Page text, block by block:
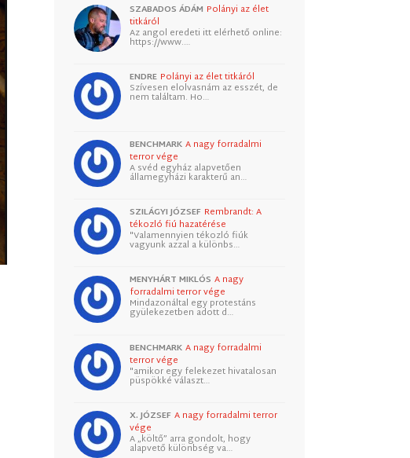
SZABADOS ÁDÁM Polányi az élet
titkáról
Az angol eredeti itt elérhető online:
https://www.…
ENDRE Polányi az élet titkáról
Szívesen elolvasnám az esszét, de
nem találtam. Ho…
BENCHMARK A nagy forradalmi
terror vége
A svéd egyház alapvetően
államegyházi karakterű an…
SZILÁGYI JÓZSEF Rembrandt: A
tékozló fiú hazatérése
"Valamennyien tékozló fiúk
vagyunk azzal a különbs…
MENYHÁRT MIKLÓS A nagy
forradalmi terror vége
Mindazonáltal egy protestáns
gyülekezetben adott d…
BENCHMARK A nagy forradalmi
terror vége
"amikor egy felekezet hivatalosan
püspökké választ…
X. JÓZSEF A nagy forradalmi terror
vége
A „költő” arra gondolt, hogy
alapvető különbség va…